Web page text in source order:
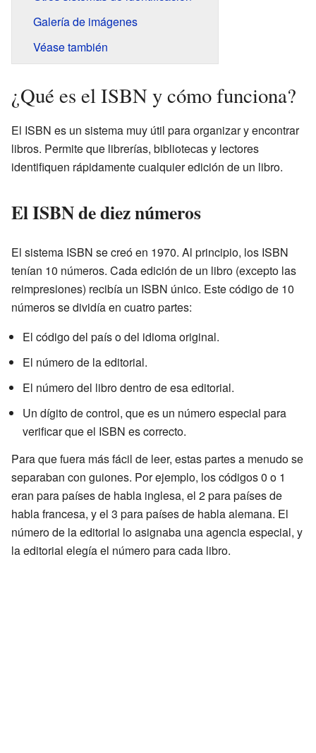
Galería de imágenes
Véase también
¿Qué es el ISBN y cómo funciona?
El ISBN es un sistema muy útil para organizar y encontrar
libros. Permite que librerías, bibliotecas y lectores
identifiquen rápidamente cualquier edición de un libro.
El ISBN de diez números
El sistema ISBN se creó en 1970. Al principio, los ISBN
tenían 10 números. Cada edición de un libro (excepto las
reimpresiones) recibía un ISBN único. Este código de 10
números se dividía en cuatro partes:
El código del país o del idioma original.
El número de la editorial.
El número del libro dentro de esa editorial.
Un dígito de control, que es un número especial para
verificar que el ISBN es correcto.
Para que fuera más fácil de leer, estas partes a menudo se
separaban con guiones. Por ejemplo, los códigos 0 o 1
eran para países de habla inglesa, el 2 para países de
habla francesa, y el 3 para países de habla alemana. El
número de la editorial lo asignaba una agencia especial, y
la editorial elegía el número para cada libro.